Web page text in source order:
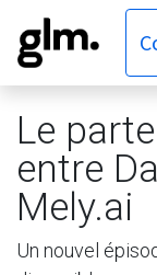
Le
entre
Mely.ai
Un nouvel